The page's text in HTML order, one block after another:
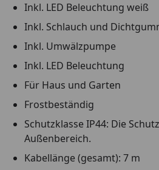
Inkl. LED Beleuchtung weiß
Inkl. Schlauch und
Inkl. Umwälzpumpe
Inkl. LED Beleuchtung
Für Haus und Garten
Frostbeständig
Schutzklasse IP44: Die
Außenbereich.
Kabellänge (gesamt): 7 m